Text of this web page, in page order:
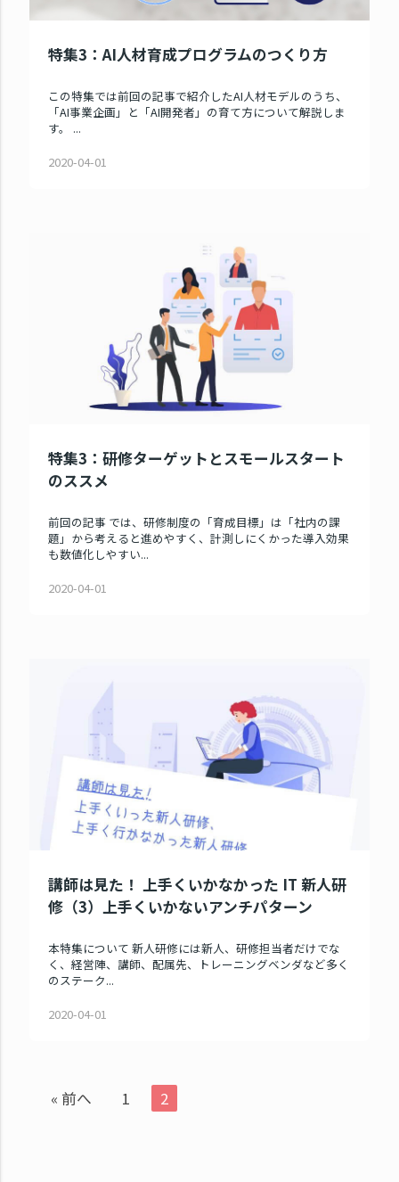
特集3：AI人材育成プログラムのつくり方
この特集では前回の記事で紹介したAI人材モデルのうち、
「AI事業企画」と「AI開発者」の育て方について解説しま
す。 ...
2020-04-01
特集3：研修ターゲットとスモールスタート
のススメ
前回の記事 では、研修制度の「育成目標」は「社内の課
題」から考えると進めやすく、計測しにくかった導入効果
も数値化しやすい...
2020-04-01
講師は見た！ 上手くいかなかった IT 新人研
修（3）上手くいかないアンチパターン
本特集について 新人研修には新人、研修担当者だけでな
く、経営陣、講師、配属先、トレーニングベンダなど多く
のステーク...
2020-04-01
« 前へ 1 2